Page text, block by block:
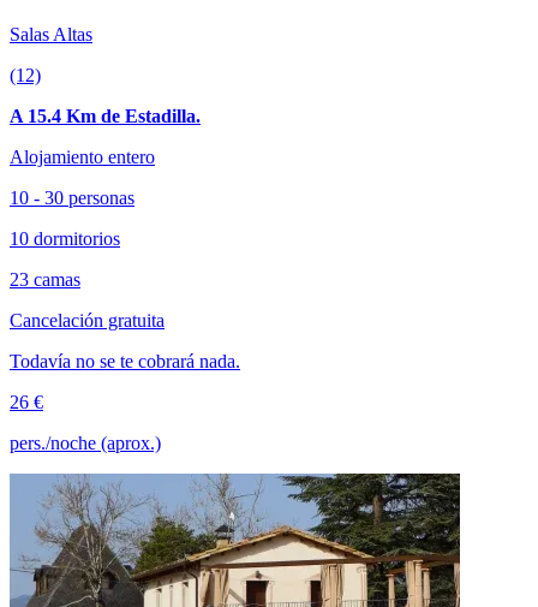
Salas Altas
(12)
A 15.4 Km de Estadilla.
Alojamiento entero
10 - 30 personas
10 dormitorios
23 camas
Cancelación gratuita
Todavía no se te cobrará nada.
26 €
pers./noche (aprox.)